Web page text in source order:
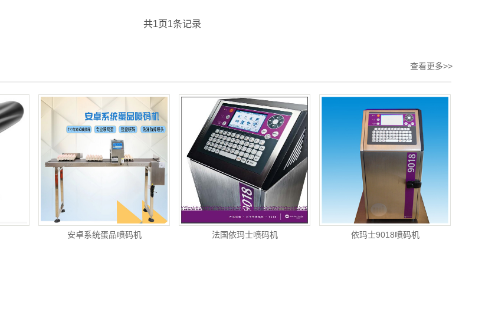
共1页1条记录
查看更多>>
安卓系统蛋品喷码机 法国依玛士喷码机 依玛士9018喷码机